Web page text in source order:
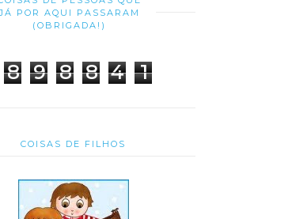
POR AQUI PASSARAM
(OBRIGADA!)
8 9 8 8 4 1
COISAS DE FILHOS